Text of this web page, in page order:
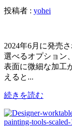
投稿者 : yohei
2024年6月に発売
選べるオプション
表面に微細な加工
えると...
続きを読む